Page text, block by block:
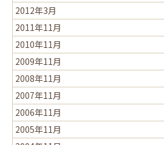
2012年3月
2011年11月
2010年11月
2009年11月
2008年11月
2007年11月
2006年11月
2005年11月